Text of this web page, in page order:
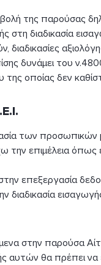
της παρούσας
διαδικασία
διαδικασίες
δυνάμει του
οποίας δεν
των
επιμέλεια όπως
επεξεργασία
διαδικασία
στην παρούσα
αυτών θα πρέπει